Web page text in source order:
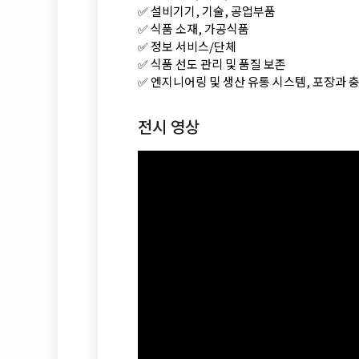
✅ 설비기기, 기술, 공업부품
✅ 식품 소재, 가공식품
✅ 정보 서비스/단체
✅ 식품 선도 관리 및 품질 보존
✅ 엔지니어링 및 생산 유통 시스템, 포장과
전시 영상